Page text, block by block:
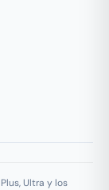
Ultra y los